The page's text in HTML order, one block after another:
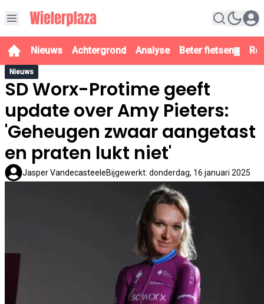
Nieuws Achtergrond Analyse Beter fietsen
Nieuws
SD Worx-Protime geeft
update over Amy Pieters:
'Geheugen zwaar aangetast
en praten lukt niet'
Jasper VandecasteeleBijgewerkt: donderdag, 16 januari 2025